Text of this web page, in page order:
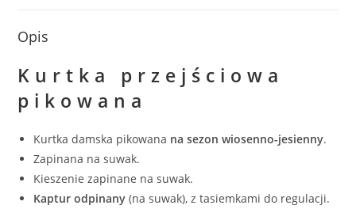
Opis
Kurtka przejściowa
pikowana
Kurtka damska pikowana na sezon wiosenno-jesienny.
Zapinana na suwak.
Kieszenie zapinane na suwak.
Kaptur odpinany(na suwak), z tasiemkami do regulacji.